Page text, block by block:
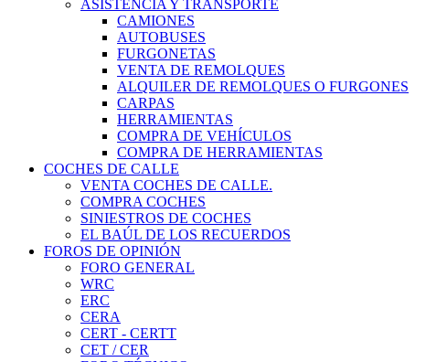
ASISTENCIA Y TRANSPORTE
CAMIONES
AUTOBUSES
FURGONETAS
VENTA DE REMOLQUES
ALQUILER DE REMOLQUES O FURGONES
CARPAS
HERRAMIENTAS
COMPRA DE VEHÍCULOS
COMPRA DE HERRAMIENTAS
COCHES DE CALLE
VENTA COCHES DE CALLE.
COMPRA COCHES
SINIESTROS DE COCHES
EL BAÚL DE LOS RECUERDOS
FOROS DE OPINIÓN
FORO GENERAL
WRC
ERC
CERA
CERT - CERTT
CET / CER